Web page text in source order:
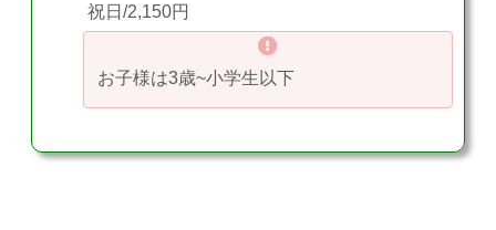
祝日/2,150円
お子様は3歳~小学生以下